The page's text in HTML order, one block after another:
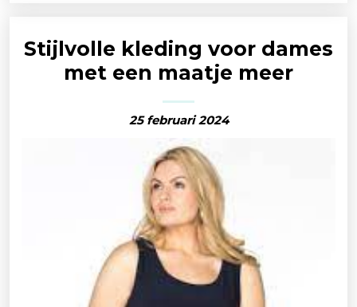
Stijlvolle kleding voor dames
met een maatje meer
25 februari 2024